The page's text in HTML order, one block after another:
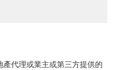
代理或業主或第三方提供的